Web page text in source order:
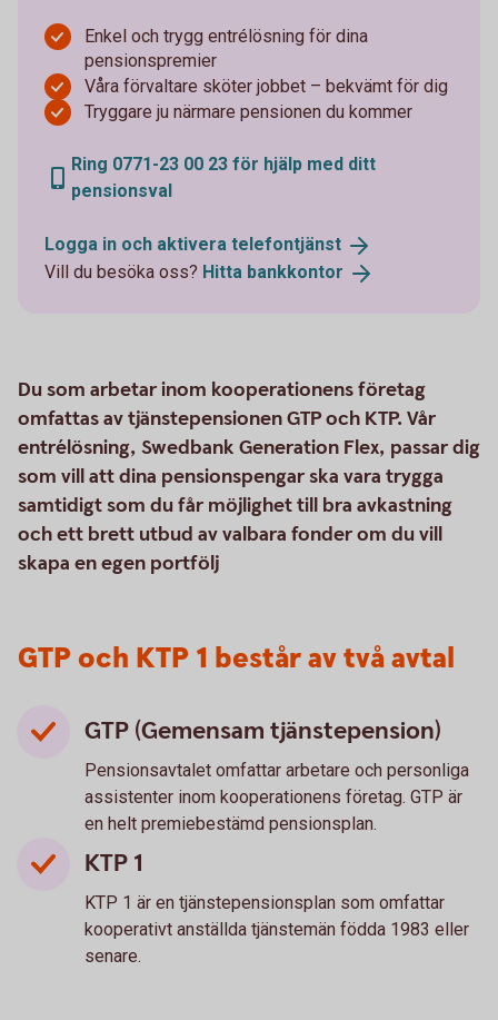
Enkel och trygg entrélösning för dina
pensionspremier
Våra förvaltare sköter jobbet – bekvämt för dig
Tryggare ju närmare pensionen du kommer
Ring 0771-23 00 23 för hjälp med ditt
pensionsval
Logga in och aktivera telefontjänst
Vill du besöka oss? Hitta bankkontor
Du som arbetar inom kooperationens företag
omfattas av tjänstepensionen GTP och KTP. Vår
entrélösning, Swedbank Generation Flex, passar dig
som vill att dina pensionspengar ska vara trygga
samtidigt som du får möjlighet till bra avkastning
och ett brett utbud av valbara fonder om du vill
skapa en egen portfölj
GTP och KTP 1 består av två avtal
GTP (Gemensam tjänstepension)
Pensionsavtalet omfattar arbetare och personliga
assistenter inom kooperationens företag. GTP är
en helt premiebestämd pensionsplan.
KTP 1
KTP 1 är en tjänstepensionsplan som omfattar
kooperativt anställda tjänstemän födda 1983 eller
senare.